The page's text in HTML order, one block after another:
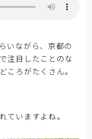
いながら、京都の
注目したことのな
ころがたくさん。
ていますよね。